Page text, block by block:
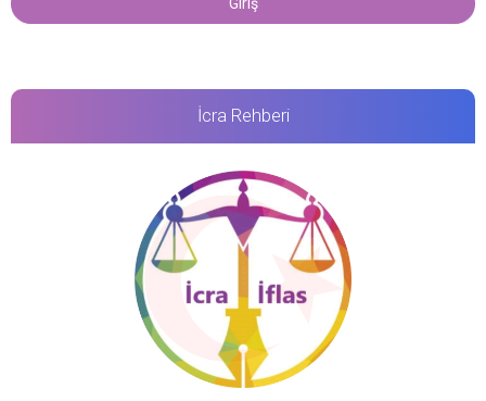
İcra Rehberi